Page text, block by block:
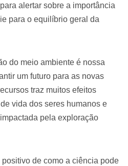
alertar sobre a importância
para o equilíbrio geral da
do meio ambiente é nossa
um futuro para as novas
traz muitos efeitos
vida dos seres humanos e
pela exploração
de como a ciência pode